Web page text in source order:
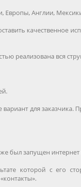
Европы, Англии,
качественное
реализована вся
для заказчика.
был запущен интернет
которой с его